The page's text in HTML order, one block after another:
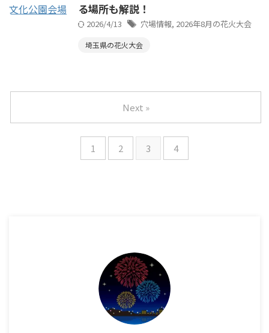
る場所も解説！
2026/4/13 穴場情報, 2026年8月の花火大会
埼玉県の花火大会
1 2 3 4
Next »